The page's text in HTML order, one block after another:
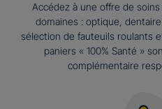
Accédez à une offre de
domaines : optique,
sélection de fauteuils roulants
paniers « 100% Santé »
complémentaire